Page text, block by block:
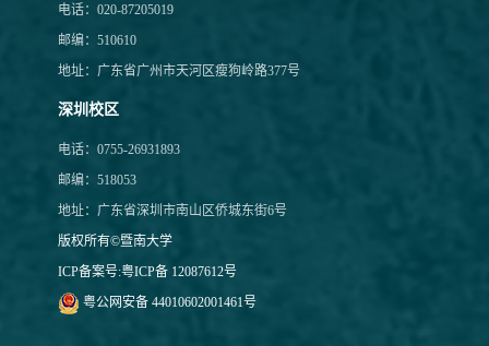
电话：020-87205019
邮编：510610
地址：广东省广州市天河区瘦狗岭路377号
深圳校区
电话：0755-26931893
邮编：518053
地址：广东省深圳市南山区侨城东街6号
版权所有©暨南大学
ICP备案号:粤ICP备 12087612号
粤公网安备 44010602001461号